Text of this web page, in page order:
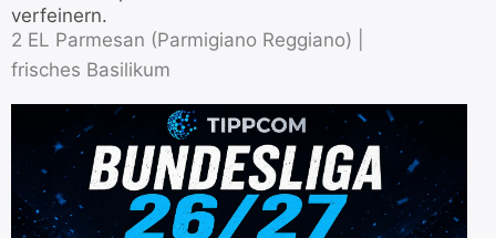
verfeinern.
2 EL Parmesan (Parmigiano Reggiano) |
frisches Basilikum